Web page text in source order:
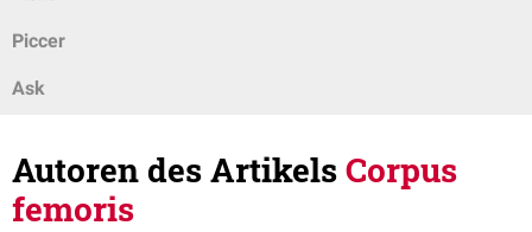
Piccer
Ask
Autoren des ArtikelsCorpus
femoris